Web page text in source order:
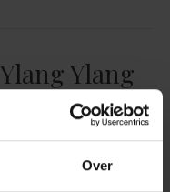
Over
Ylang
Diamante: de
kon een
De geurolie
bestellergeur